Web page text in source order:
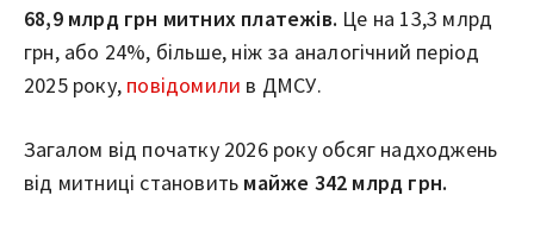
68,9 млрд грн митних платежів. Це на 13,3 млрд
грн, або 24%, більше, ніж за аналогічний період
2025 року, повідомили в ДМСУ.
Загалом від початку 2026 року обсяг надходжень
від митниці становить майже 342 млрд грн.